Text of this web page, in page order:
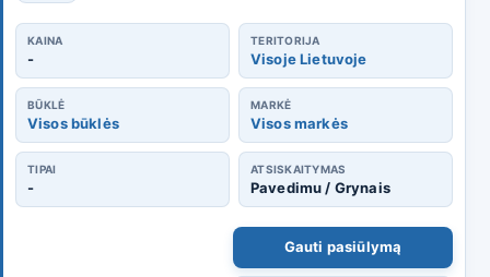
KAINA
-
TERITORIJA
Visoje Lietuvoje
BŪKLĖ
Visos būklės
MARKĖ
Visos markės
TIPAI
-
ATSISKAITYMAS
Pavedimu / Grynais
Gauti pasiūlymą